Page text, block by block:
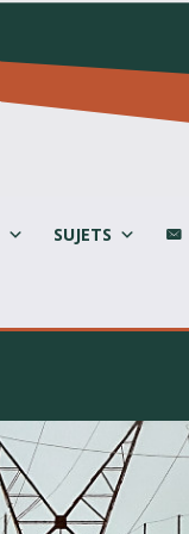
SUJETS